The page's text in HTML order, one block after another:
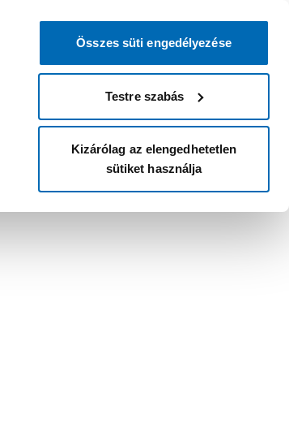
Összes süti engedélyezése
Testre szabás
Kizárólag az elengedhetetlen
sütiket használja